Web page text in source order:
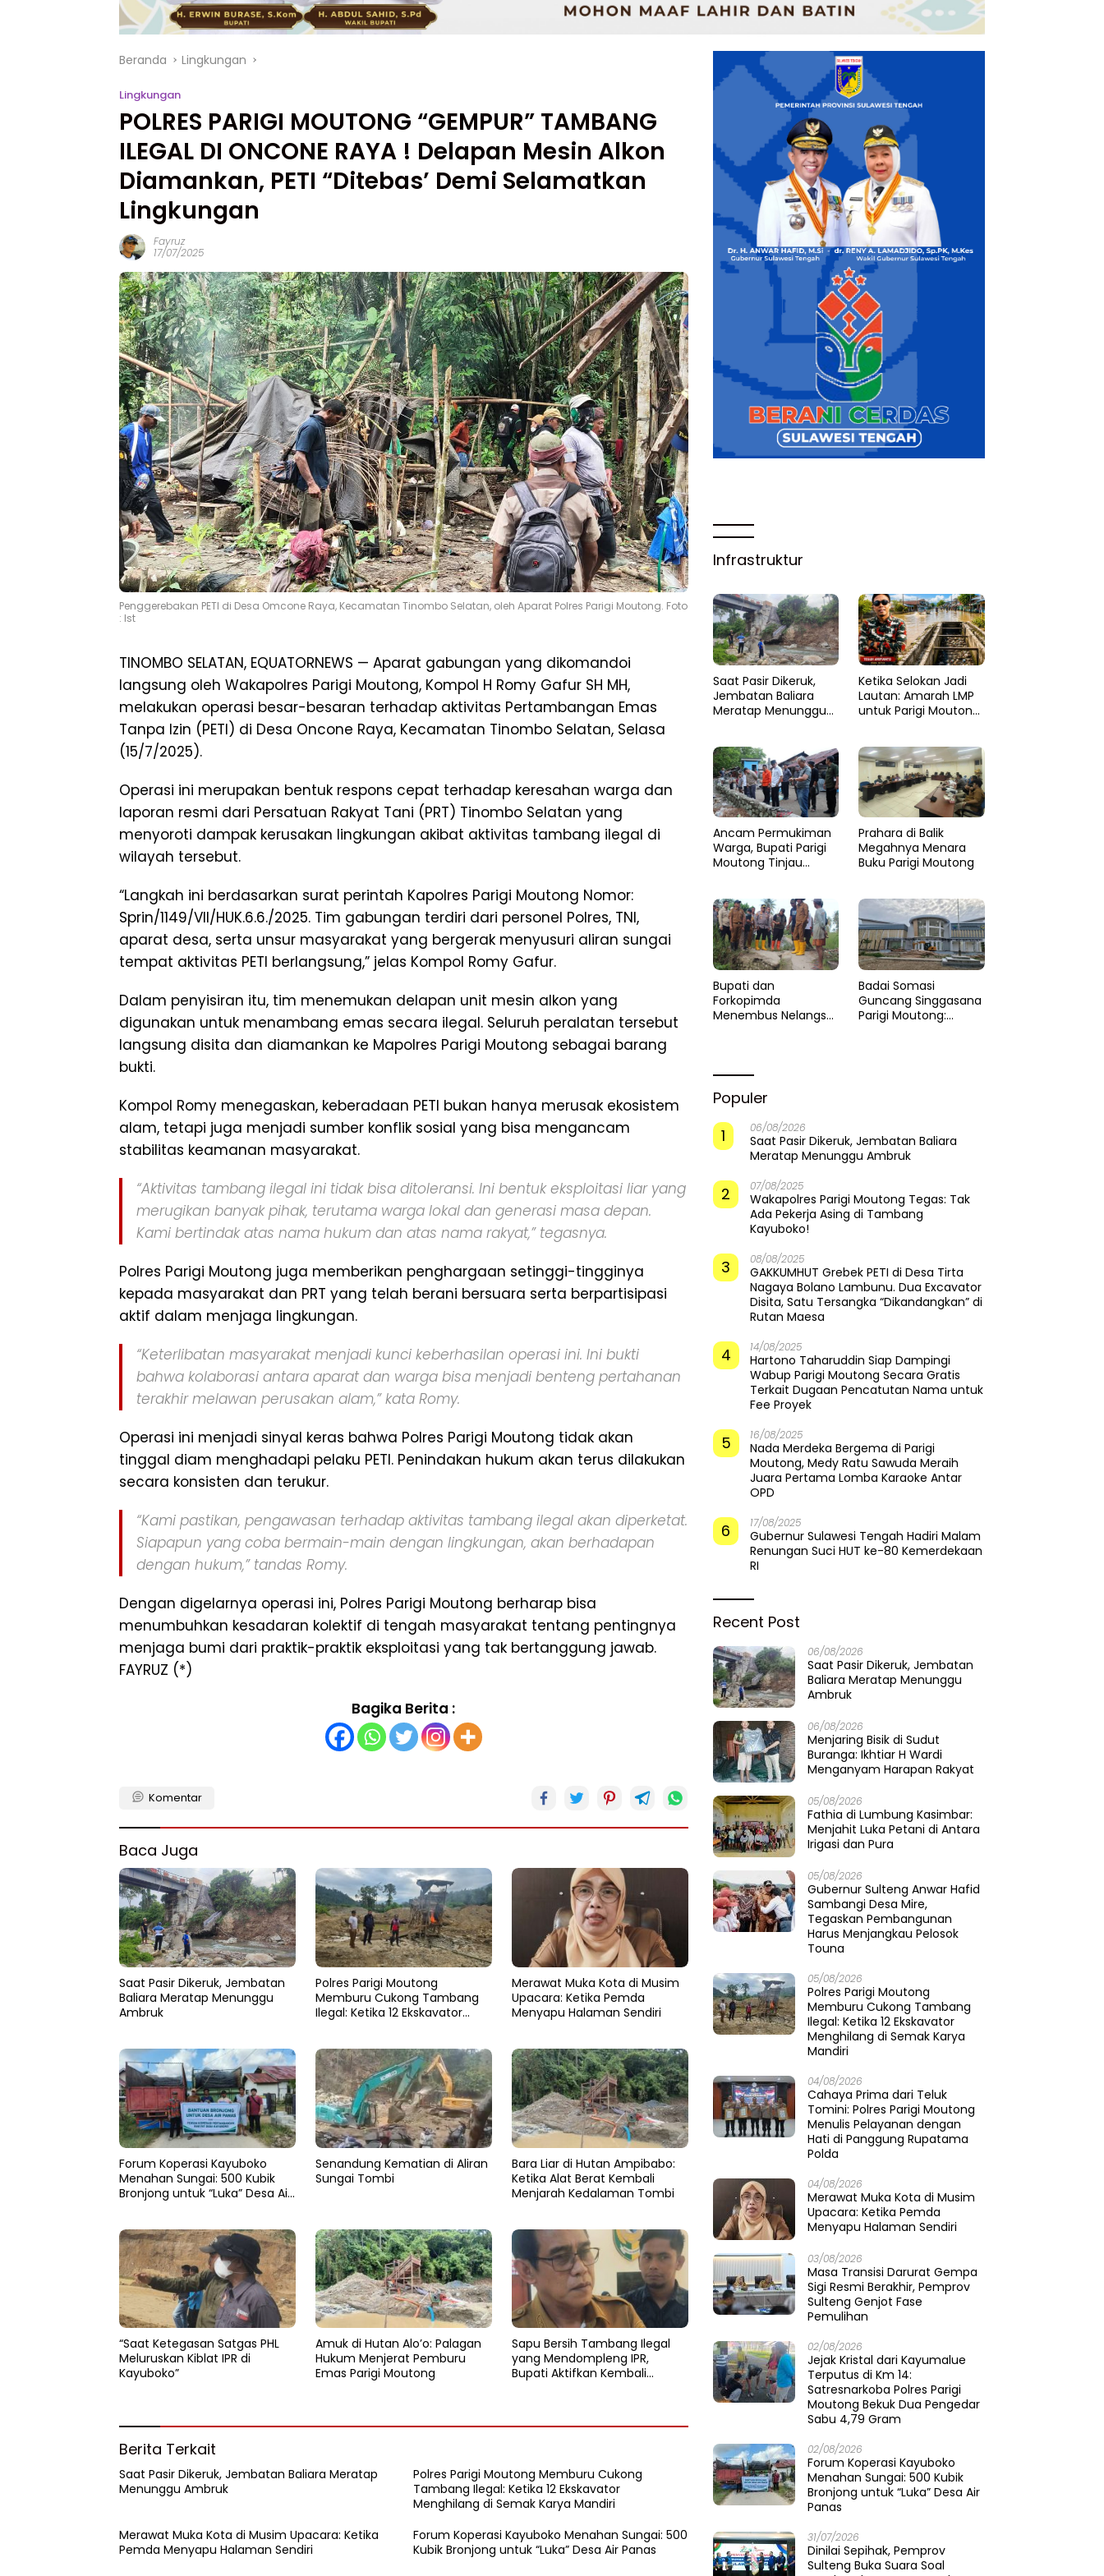
Beranda Lingkungan
Lingkungan
POLRES PARIGI MOUTONG “GEMPUR” TAMBANG
ILEGAL DI ONCONE RAYA ! Delapan Mesin Alkon
Diamankan, PETI “Ditebas’ Demi Selamatkan
Lingkungan
Fayruz
17/07/2025
Penggerebakan PETI di Desa Omcone Raya, Kecamatan Tinombo Selatan, oleh Aparat Polres Parigi Moutong. Foto
: Ist
TINOMBO SELATAN, EQUATORNEWS — Aparat gabungan yang dikomandoi
langsung oleh Wakapolres Parigi Moutong, Kompol H Romy Gafur SH MH,
melakukan operasi besar-besaran terhadap aktivitas Pertambangan Emas
Tanpa Izin (PETI) di Desa Oncone Raya, Kecamatan Tinombo Selatan, Selasa
(15/7/2025).
Operasi ini merupakan bentuk respons cepat terhadap keresahan warga dan
laporan resmi dari Persatuan Rakyat Tani (PRT) Tinombo Selatan yang
menyoroti dampak kerusakan lingkungan akibat aktivitas tambang ilegal di
wilayah tersebut.
“Langkah ini berdasarkan surat perintah Kapolres Parigi Moutong Nomor:
Sprin/1149/VII/HUK.6.6./2025. Tim gabungan terdiri dari personel Polres, TNI,
aparat desa, serta unsur masyarakat yang bergerak menyusuri aliran sungai
tempat aktivitas PETI berlangsung,” jelas Kompol Romy Gafur.
Dalam penyisiran itu, tim menemukan delapan unit mesin alkon yang
digunakan untuk menambang emas secara ilegal. Seluruh peralatan tersebut
langsung disita dan diamankan ke Mapolres Parigi Moutong sebagai barang
bukti.
Kompol Romy menegaskan, keberadaan PETI bukan hanya merusak ekosistem
alam, tetapi juga menjadi sumber konflik sosial yang bisa mengancam
stabilitas keamanan masyarakat.
“Aktivitas tambang ilegal ini tidak bisa ditoleransi. Ini bentuk eksploitasi liar yang
merugikan banyak pihak, terutama warga lokal dan generasi masa depan.
Kami bertindak atas nama hukum dan atas nama rakyat,” tegasnya.
Polres Parigi Moutong juga memberikan penghargaan setinggi-tingginya
kepada masyarakat dan PRT yang telah berani bersuara serta berpartisipasi
aktif dalam menjaga lingkungan.
“Keterlibatan masyarakat menjadi kunci keberhasilan operasi ini. Ini bukti
bahwa kolaborasi antara aparat dan warga bisa menjadi benteng pertahanan
terakhir melawan perusakan alam,” kata Romy.
Operasi ini menjadi sinyal keras bahwa Polres Parigi Moutong tidak akan
tinggal diam menghadapi pelaku PETI. Penindakan hukum akan terus dilakukan
secara konsisten dan terukur.
“Kami pastikan, pengawasan terhadap aktivitas tambang ilegal akan diperketat.
Siapapun yang coba bermain-main dengan lingkungan, akan berhadapan
dengan hukum,” tandas Romy.
Dengan digelarnya operasi ini, Polres Parigi Moutong berharap bisa
menumbuhkan kesadaran kolektif di tengah masyarakat tentang pentingnya
menjaga bumi dari praktik-praktik eksploitasi yang tak bertanggung jawab.
FAYRUZ (*)
Bagika Berita :
Komentar
Baca Juga
Saat Pasir Dikeruk, Jembatan
Baliara Meratap Menunggu
Ambruk
Polres Parigi Moutong
Memburu Cukong Tambang
Ilegal: Ketika 12 Ekskavator
Merawat Muka Kota di Musim
Upacara: Ketika Pemda
Menyapu Halaman Sendiri
Forum Koperasi Kayuboko
Menahan Sungai: 500 Kubik
Bronjong untuk “Luka” Desa Air
Senandung Kematian di Aliran
Sungai Tombi
Bara Liar di Hutan Ampibabo:
Ketika Alat Berat Kembali
Menjarah Kedalaman Tombi
“Saat Ketegasan Satgas PHL
Meluruskan Kiblat IPR di
Kayuboko”
Amuk di Hutan Alo’o: Palagan
Hukum Menjerat Pemburu
Emas Parigi Moutong
Sapu Bersih Tambang Ilegal
yang Mendompleng IPR,
Bupati Aktifkan Kembali
Berita Terkait
Saat Pasir Dikeruk, Jembatan Baliara Meratap
Menunggu Ambruk
Polres Parigi Moutong Memburu Cukong
Tambang Ilegal: Ketika 12 Ekskavator
Menghilang di Semak Karya Mandiri
Merawat Muka Kota di Musim Upacara: Ketika
Pemda Menyapu Halaman Sendiri
Forum Koperasi Kayuboko Menahan Sungai: 500
Kubik Bronjong untuk “Luka” Desa Air Panas
Infrastruktur
Saat Pasir Dikeruk,
Jembatan Baliara
Meratap Menunggu
Ketika Selokan Jadi
Lautan: Amarah LMP
untuk Parigi Moutong
Ancam Permukiman
Warga, Bupati Parigi
Moutong Tinjau
Penanganan Cepat
Prahara di Balik
Megahnya Menara
Buku Parigi Moutong
​Bupati dan
Forkopimda
Menembus Nelangsa
Sinergi
Badai Somasi
Guncang Singgasana
Parigi Moutong:
Populer
1
06/08/2026
Saat Pasir Dikeruk, Jembatan Baliara
Meratap Menunggu Ambruk
2 07/08/2025
Wakapolres Parigi Moutong Tegas: Tak
Ada Pekerja Asing di Tambang
Kayuboko!
3 08/08/2025
GAKKUMHUT Grebek PETI di Desa Tirta
Nagaya Bolano Lambunu. Dua Excavator
Disita, Satu Tersangka “Dikandangkan” di
Rutan Maesa
4 14/08/2025
Hartono Taharuddin Siap Dampingi
Wabup Parigi Moutong Secara Gratis
Terkait Dugaan Pencatutan Nama untuk
Fee Proyek
5 16/08/2025
Nada Merdeka Bergema di Parigi
Moutong, Medy Ratu Sawuda Meraih
Juara Pertama Lomba Karaoke Antar
OPD
6 17/08/2025
Gubernur Sulawesi Tengah Hadiri Malam
Renungan Suci HUT ke-80 Kemerdekaan
RI
Recent Post
06/08/2026
Saat Pasir Dikeruk, Jembatan
Baliara Meratap Menunggu
Ambruk
06/08/2026
Menjaring Bisik di Sudut
Buranga: Ikhtiar H Wardi
Menganyam Harapan Rakyat
05/08/2026
Fathia di Lumbung Kasimbar:
Menjahit Luka Petani di Antara
Irigasi dan Pura
05/08/2026
Gubernur Sulteng Anwar Hafid
Sambangi Desa Mire,
Tegaskan Pembangunan
Harus Menjangkau Pelosok
Touna
05/08/2026
Polres Parigi Moutong
Memburu Cukong Tambang
Ilegal: Ketika 12 Ekskavator
Menghilang di Semak Karya
Mandiri
04/08/2026
Cahaya Prima dari Teluk
Tomini: Polres Parigi Moutong
Menulis Pelayanan dengan
Hati di Panggung Rupatama
Polda
04/08/2026
Merawat Muka Kota di Musim
Upacara: Ketika Pemda
Menyapu Halaman Sendiri
03/08/2026
Masa Transisi Darurat Gempa
Sigi Resmi Berakhir, Pemprov
Sulteng Genjot Fase
Pemulihan
02/08/2026
Jejak Kristal dari Kayumalue
Terputus di Km 14:
Satresnarkoba Polres Parigi
Moutong Bekuk Dua Pengedar
Sabu 4,79 Gram
02/08/2026
Forum Koperasi Kayuboko
Menahan Sungai: 500 Kubik
Bronjong untuk “Luka” Desa Air
Panas
31/07/2026
Dinilai Sepihak, Pemprov
Sulteng Buka Suara Soal